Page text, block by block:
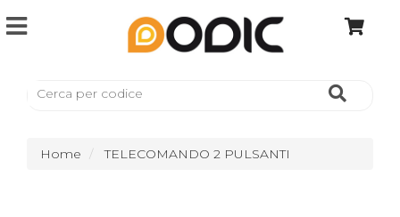
Home TELECOMANDO 2 PULSANTI